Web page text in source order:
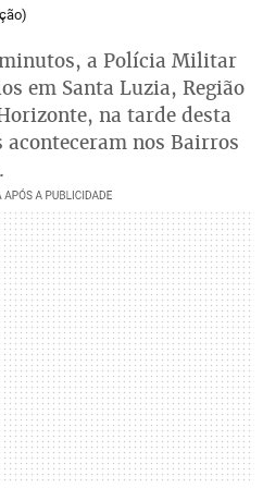
a Polícia Militar
em Santa Luzia, Região
na tarde desta
nos Bairros